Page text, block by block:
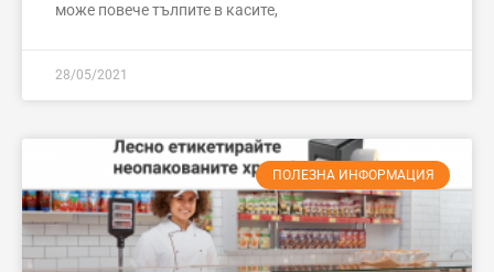
може повече тълпите в касите,
28/05/2021
ПОЛЕЗНА ИНФОРМАЦИЯ